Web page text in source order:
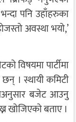
पनि उहाँहरुका
अवस्था भयो,’
विषयमा पार्टीमा
। स्थायी कमिटी
बजेट आउनु
खोजिएको बताए ।